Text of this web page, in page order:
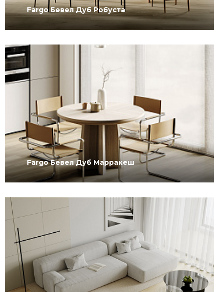
Fargo Бевел Дуб Робуста
Fargo Бевел Дуб Марракеш